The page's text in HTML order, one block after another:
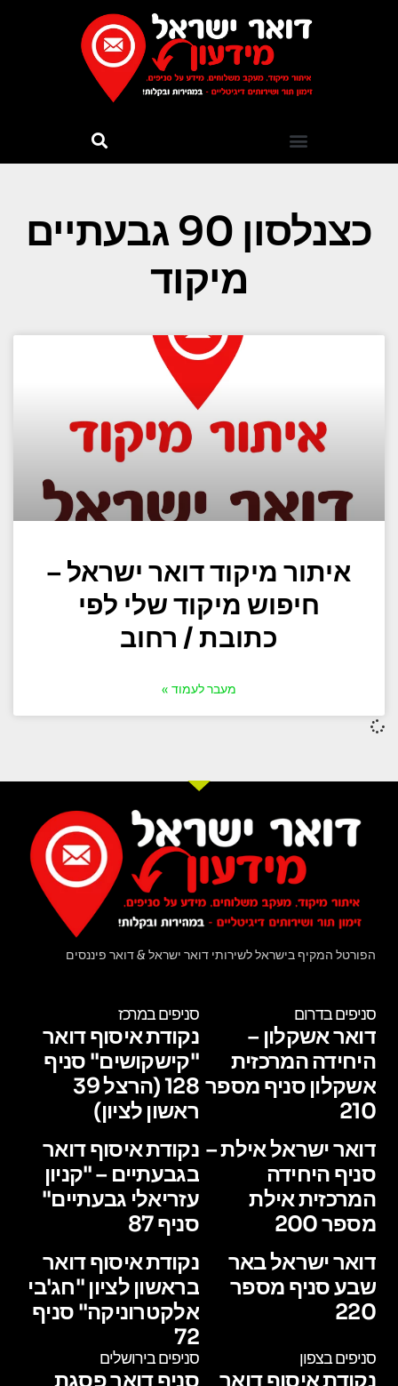
כצנלסון 90 גבעתיים
מיקוד
איתור מיקוד דואר ישראל –
חיפוש מיקוד שלי לפי
כתובת / רחוב
מעבר לעמוד »
הפורטל המקיף בישראל לשירותי דואר ישראל & דואר פיננסים
סניפים בדרום
דואר אשקלון –
היחידה המרכזית
אשקלון סניף מספר
210
דואר ישראל אילת –
סניף היחידה
המרכזית אילת
מספר 200
דואר ישראל באר
שבע סניף מספר
220
סניפים במרכז
נקודת איסוף דואר
"קישקושים" סניף
128 (הרצל 39
ראשון לציון)
נקודת איסוף דואר
בגבעתיים – "קניון
עזריאלי גבעתיים"
סניף 87
נקודת איסוף דואר
בראשון לציון "חג'בי
אלקטרוניקה" סניף
72
סניפים בצפון
נקודת איסוף דואר
סניפים בירושלים
סניף דואר פסגת